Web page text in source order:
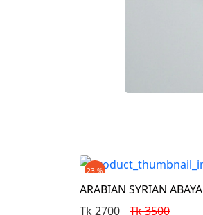
23 %
ARABIAN SYRIAN ABAYA
Tk 2700
Tk 3500